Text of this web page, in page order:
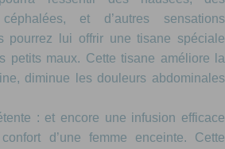
et d’autres sensations
pourrez lui offrir une tisane spéciale
petits maux. Cette tisane améliore la
diminue les douleurs abdominales
: et encore une infusion efficace
d’une femme enceinte. Cette